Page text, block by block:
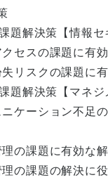
題解決策【情報セ
セスの課題に有
リスクの課題に
題解決策【マネジ
ケーション不足
の課題に有効な
の課題の解決に